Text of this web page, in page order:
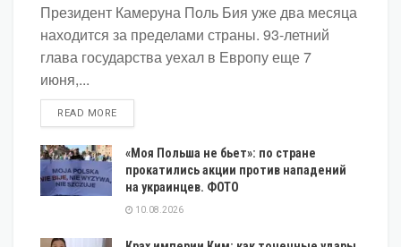
Президент Камеруна Поль Бия уже два месяца
находится за пределами страны. 93-летний
глава государства уехал в Европу еще 7
июня,...
READ MOREDETAILS
«Моя Польша не бьет»: по стране
прокатились акции против нападений
на украинцев. ФОТО
10.08.2026